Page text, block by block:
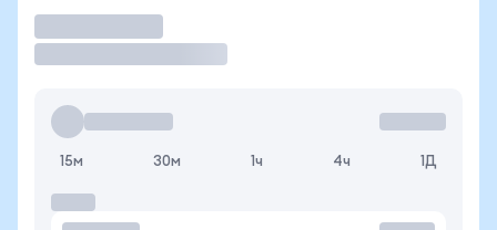
15м 30м 1ч 4ч 1Д